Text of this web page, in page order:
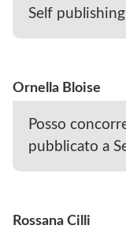
Self
Ornella Bloise
Posso
pubblicato a
Rossana Cilli